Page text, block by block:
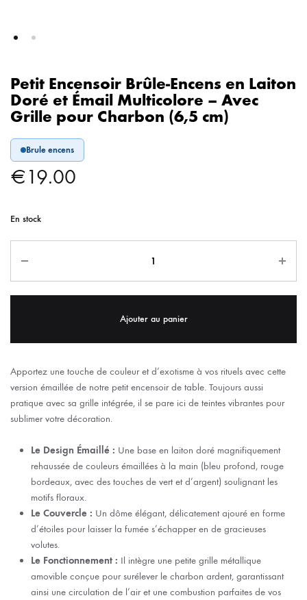
Petit Encensoir Brûle-Encens en Laiton
Doré et Émail Multicolore – Avec
Grille pour Charbon (6,5 cm)
Brule encens
€19.00
En stock
Ajouter au panier
Apportez une touche de couleur et d’exotisme à vos rituels avec cette
version émaillée de notre petit encensoir de table. Toujours aussi
pratique avec sa grille intégrée, il se pare ici de teintes vibrantes pour
sublimer votre décoration.
Le Design Émaillé : Une base en laiton doré magnifiquement
rehaussée de couleurs émaillées à la main (bleu profond, rouge
bordeaux, avec des touches de vert et d’argent) soulignant les
motifs floraux.
Le Couvercle : Un dôme élégant, délicatement ajouré en forme
d’étoiles pour laisser la fumée s’échapper en de gracieuses
volutes.
Le Fonctionnement : Il intègre une petite grille métallique
amovible conçue pour surélever le charbon ardent, garantissant
ainsi une circulation de l’air et une combustion parfaites de vos